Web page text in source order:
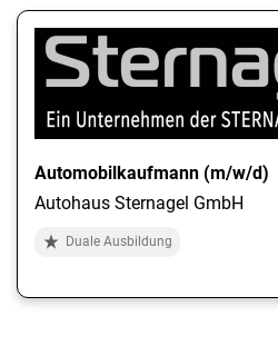
Automobilkaufmann (m/w/d)
Autohaus Sternagel GmbH
Duale Ausbildung